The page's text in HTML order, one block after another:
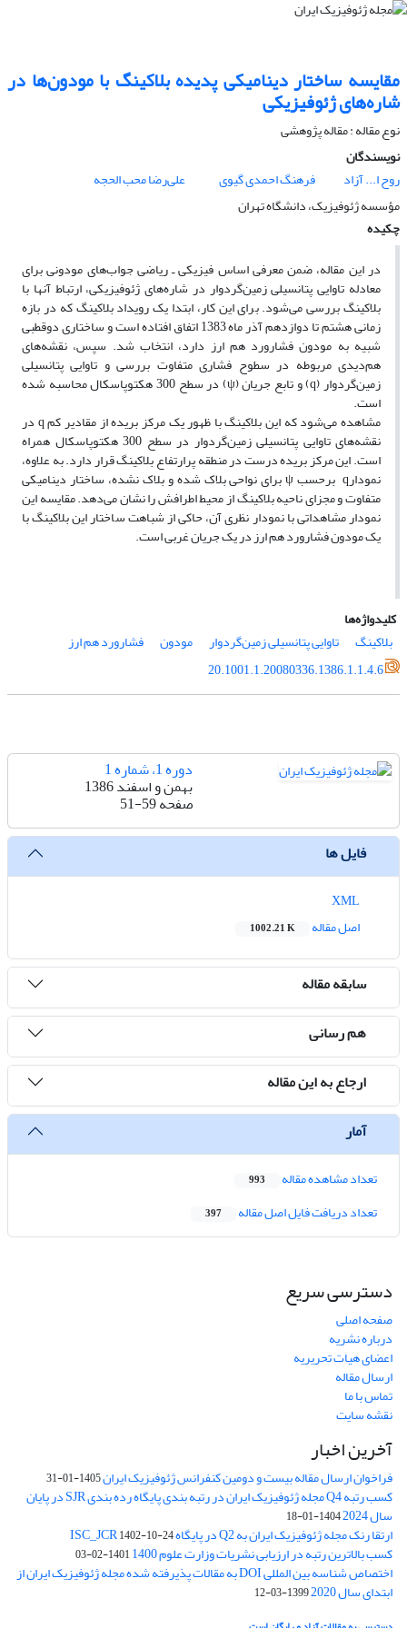
مقایسه ساختار دینامیکی پدیده بلاکینگ با مودون‌ها در
شاره‌های ژئوفیزیکی
نوع مقاله : مقاله پژوهشی‌
نویسندگان
روح ا... آزاد
فرهنگ احمدی گیوی
علی‌رضا محب الحجه
مؤسسه ژئوفیزیک، دانشگاه تهران
چکیده
در این مقاله، ضمن معرفی اساس فیزیکی ـ ریاضی جواب‌های مودونی برای
معادله تاوایی پتانسیلی زمین‌گردوار در شاره‌های ژئوفیزیکی، ارتباط آنها با
بلاکینگ بررسی می‌شود. برای این کار، ابتدا یک رویداد بلاکینگ که در بازه
زمانی هشتم تا دوازدهم آذر ماه 1383 اتفاق افتاده است و ساختاری دوقطبی
شبیه به مودون فشارورد هم ارز دارد، انتخاب شد. سپس، نقشه‌های
هم‌دیدی مربوطه در سطوح فشاری متفاوت بررسی و تاوایی پتانسیلی
زمین‌گردوار (q) و تابع جریان (ψ) در سطح 300 هکتوپاسکال محاسبه شده
است.
مشاهده می‌شود که این بلاکینگ با ظهور یک مرکز بریده از مقادیر کم q در
نقشه‌های تاوایی پتانسیلی زمین‌گردوار در سطح 300 هکتوپاسکال همراه
است. این مرکز بریده درست در منطقه پرارتفاع بلاکینگ قرار دارد. به علاوه،
نمودارq برحسب ψ برای نواحی بلاک شده و بلاک نشده، ساختار دینامیکی
متفاوت و مجزای ناحیه بلاکینگ از محیط اطرافش را نشان می‌دهد. مقایسه این
نمودار مشاهداتی با نمودار نظری آن، حاکی از شباهت ساختار این بلاکینگ با
یک مودون فشارورد هم ارز در یک جریان غربی است.
کلیدواژه‌ها
بلاکینگ
تاوایی پتانسیلی زمین‌گردوار مودون
فشارورد هم ارز
20.1001.1.20080336.1386.1.1.4.6
دوره 1، شماره 1
بهمن و اسفند 1386
صفحه51-59
فایل ها
اصل مقاله
1002.21 K
سابقه مقاله
هم رسانی
ارجاع به این مقاله
آمار
تعداد مشاهده مقاله 993
تعداد دریافت فایل اصل مقاله 397
دسترسی سریع
صفحه اصلی
درباره نشریه
اعضای هیات تحریریه
ارسال مقاله
تماس با ما
نقشه سایت
آخرین اخبار
فراخوان ارسال مقاله بیست و دومین کنفرانس ژئوفیزیک ایران1405-01-31
کسب رتبه Q4 مجله ژئوفیزیک ایران در رتبه بندی پایگاه رده بندی SJR در پایان
سال 2024 1404-01-18
ارتقا رنک مجله ژئوفیزیک ایران به Q2 در پایگاه ISC_JCR 1402-10-24
کسب بالاترین رتبه در ارزیابی نشریات وزارت علوم 1400 1401-02-03
اختصاص شناسه بین المللی DOI به مقالات پذیرفته شده مجله ژئوفیزیک ایران از
ابتدای سال 2020 1399-03-12